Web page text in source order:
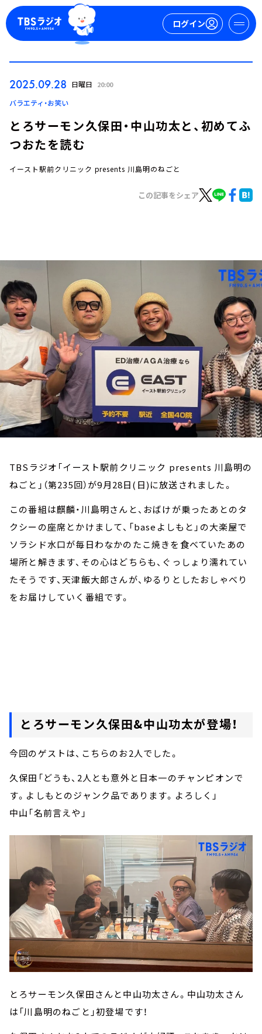
ログイン
ログイン
お知らせ
イベント・グッズ
YouTube
会社情報
2025.09.28 日曜日 20:00
バラエティ・お笑い
とろサーモン久保田・中山功太と、初めてふ
つおたを読む
イースト駅前クリニック presents 川島明のねごと
この記事をシェア
TBSラジオ「イースト駅前クリニック presents 川島明の
ねごと」（第235回）が9月28日(日)に放送されました。
この番組は麒麟・川島明さんと、おばけが乗ったあとのタ
クシーの座席とかけまして、「baseよしもと」の大楽屋で
ソラシド水口が毎日わなかのたこ焼きを食べていたあの
場所と解きます、その心はどちらも、ぐっしょり濡れてい
たそうです、天津飯大郎さんが、ゆるりとしたおしゃべり
をお届けしていく番組です。
とろサーモン久保田&中山功太が登場！
今回のゲストは、こちらのお2人でした。
久保田「どうも、2人とも意外と日本一のチャンピオンで
す。よしもとのジャンク品であります。よろしく」
中山「名前言えや」
とろサーモン久保田さんと中山功太さん。中山功太さん
は「川島明のねごと」初登場です！